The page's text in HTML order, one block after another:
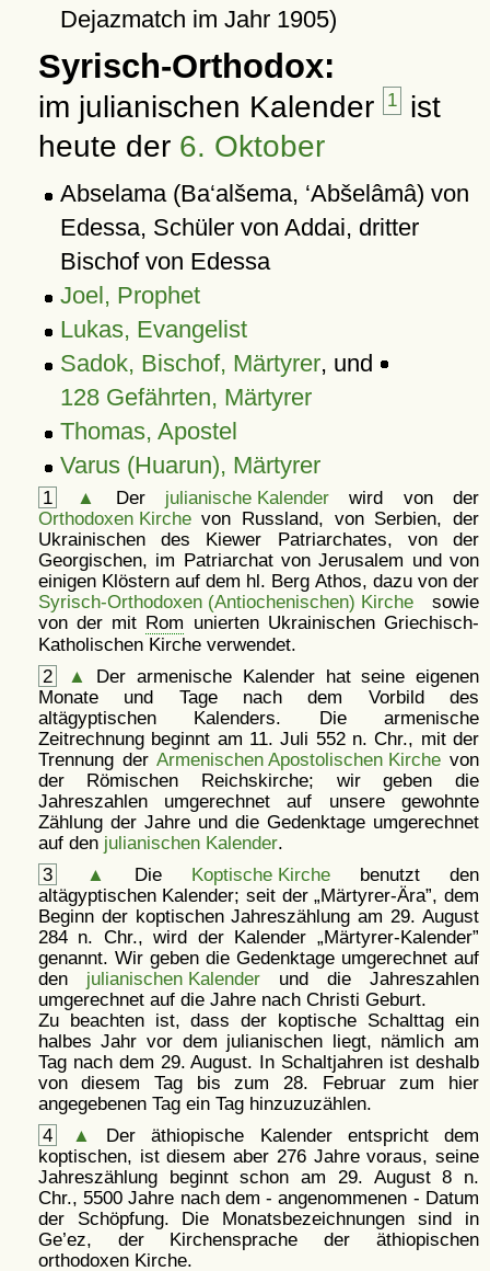
Dejazmatch im Jahr 1905)
Syrisch-Orthodox:
im julianischen Kalender 1 ist
heute der 6. Oktober
Abselama (Ba‘alšema, ‘Abšelâmâ) von
Edessa, Schüler von Addai, dritter
Bischof von Edessa
Joel, Prophet
Lukas, Evangelist
Sadok, Bischof, Märtyrer, und
128 Gefährten, Märtyrer
Thomas, Apostel
Varus (Huarun), Märtyrer
1 ▲ Der julianische Kalenderwird von der
Orthodoxen Kirchevon Russland, von Serbien, der
Ukrainischen des Kiewer Patriarchates, von der
Georgischen, im Patriarchat von Jerusalem und von
einigen Klöstern auf dem hl. Berg Athos, dazu von der
Syrisch-Orthodoxen (Antiochenischen) Kirchesowie
von der mit Rom unierten Ukrainischen Griechisch-
Katholischen Kirche verwendet.
2
▲
Der armenische Kalender hat seine eigenen
Monate und Tage nach dem Vorbild des
altägyptischen Kalenders. Die armenische
Zeitrechnung beginnt am 11. Juli 552 n. Chr., mit der
Trennung derArmenischen Apostolischen Kirche von
der Römischen Reichskirche; wir geben die
Jahreszahlen umgerechnet auf unsere gewohnte
Zählung der Jahre und die Gedenktage umgerechnet
auf den julianischen Kalender.
3
▲ Die Koptische Kirchebenutzt den
altägyptischen Kalender; seit der Märtyrer-Ära , dem
Beginn der koptischen Jahreszählung am 29. August
284 n. Chr., wird der Kalender
Märtyrer-Kalender
genannt. Wir geben die Gedenktage umgerechnet auf
den julianischen Kalenderund die Jahreszahlen
umgerechnet auf die Jahre nach Christi Geburt.
Zu beachten ist, dass der koptische Schalttag ein
halbes Jahr vor dem julianischen liegt, nämlich am
Tag nach dem 29. August. In Schaltjahren ist deshalb
von diesem Tag bis zum 28. Februar zum hier
angegebenen Tag ein Tag hinzuzuzählen.
4
▲
Der äthiopische Kalender entspricht dem
koptischen, ist diesem aber 276 Jahre voraus, seine
Jahreszählung beginnt schon am 29. August 8 n.
Chr., 5500 Jahre nach dem - angenommenen - Datum
der Schöpfung. Die Monatsbezeichnungen sind in
Ge’ez, der Kirchensprache der äthiopischen
orthodoxen Kirche.